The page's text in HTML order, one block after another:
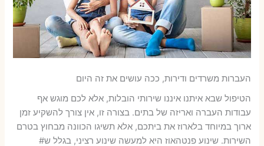
העברות משרדים ודירות, ככה עושים את זה היום
הטיפול שבא איתנו איננו שירותי הובלות, אלא לכם מוגש אף
עבודות העברה ואריזה של בתים. בצורה זו, אין צורך להשקיע זמן
ארוך במיוחד בלארוז את ביתכם, אלא תשיגו הכוונה מבחוץ בטרם
השירות. שינוע פנטהאוז היא למעשה שינוע רציני, בגלל ש#